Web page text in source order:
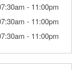
- 11:00pm
- 11:00pm
- 11:00pm